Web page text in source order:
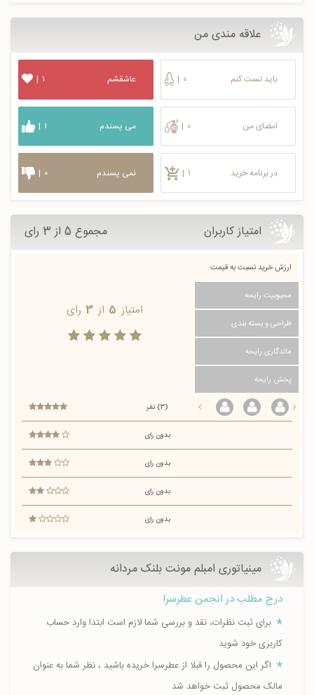
علاقه مندی من
باید تست کنم | ۰
امضای من | ۰
در برنامه خرید | ۱
عاشقشم | ۱
می پسندم | ۱
نمی پسندم | ۰
امتیاز کاربران مجموع 5 از 3 رای
ارزش خرید نسبت به قیمت
محبوبیت رایحه
طراحی و بسته بندی
ماندگاری رایحه
پخش رایحه
امتیاز 5 از 3 رای
(3) نفر
بدون رای
بدون رای
بدون رای
بدون رای
مینیاتوری امبلم مونت بلنک مردانه
درج مطلب در انجمن عطرسرا
برای ثبت نظرات، نقد و بررسی شما لازم است ابتدا وارد حساب
کاربری خود شوید
اگر این محصول را قبلا از عطرسرا خریده باشید ، نظر شما به عنوان
مالک محصول ثبت خواهد شد